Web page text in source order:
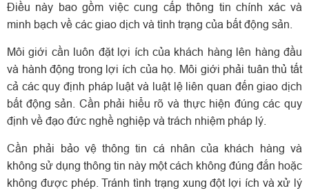
Điều này bao gồm việc cung cấp thông tin chính xác và
minh bạch về các giao dịch và tình trạng của bất động sản.
Môi giới cần luôn đặt lợi ích của khách hàng lên hàng đầu
và hành động trong lợi ích của họ. Môi giới phải tuân thủ tất
cả các quy định pháp luật và luật lệ liên quan đến giao dịch
bất động sản. Cần phải hiểu rõ và thực hiện đúng các quy
định về đạo đức nghề nghiệp và trách nhiệm pháp lý.
Cần phải bảo vệ thông tin cá nhân của khách hàng và
không sử dụng thông tin này một cách không đúng đắn hoặc
không được phép.Tránh tình trạng xung đột lợi ích và xử lý